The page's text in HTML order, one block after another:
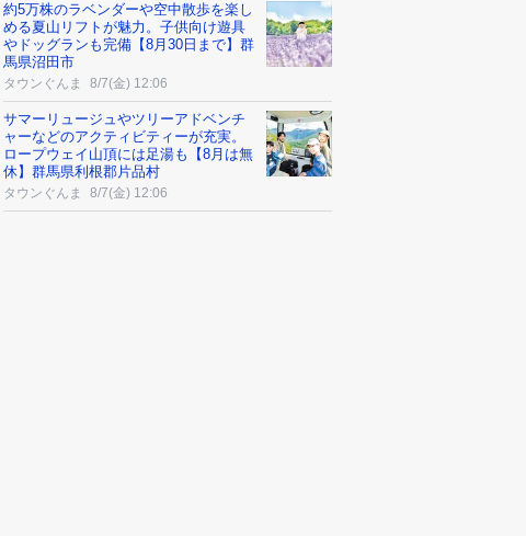
約5万株のラベンダーや空中散歩を楽し
める夏山リフトが魅力。子供向け遊具
やドッグランも完備【8月30日まで】群
馬県沼田市
タウンぐんま 8/7(金) 12:06
サマーリュージュやツリーアドベンチ
ャーなどのアクティビティーが充実。
ロープウェイ山頂には足湯も【8月は無
休】群馬県利根郡片品村
タウンぐんま 8/7(金) 12:06